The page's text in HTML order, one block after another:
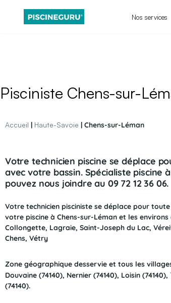
Nos services
Pisciniste Chens-sur-
Accueil | Haute-Savoie | Chens-sur-Léman
Votre technicien piscine se déplace
avec votre bassin. Spécialiste piscine
pouvez nous joindre au 09 72 12 36 06.
Votre technicien pisciniste se déplace pour
votre piscine à Chens-sur-Léman et les
Collongette, Lagraie, Saint-Joseph du Lac,
Chens, Vétry
Zone géographique desservie et tous les
Douvaine (74140), Nernier (74140), Loisin (74140),
(74140).